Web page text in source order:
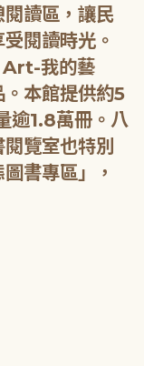
讀區，讓民
閱讀時光。
Art-我的藝
本館提供約5
逾1.8萬冊。八
覽室也特別
書專區」，